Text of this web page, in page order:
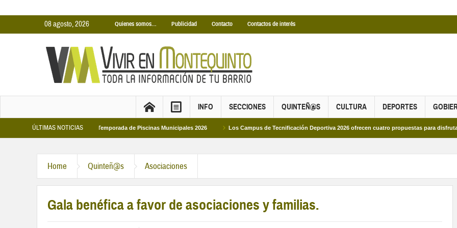
08 agosto, 2026 Quienes somos… Publicidad Contacto Contactos de interés
INFO SECCIONES QUINTEÑ@S CULTURA DEPORTES
ÚLTIMAS NOTICIAS
2026-2027 Temporada de Piscinas Municipales 2026 Los Campus de Tecnificación Deportiva 2026 ofrecen cuatro propuestas para disfrutar del
Home Quinteñ@s Asociaciones
Gala benéfica a favor de asociaciones y familias.